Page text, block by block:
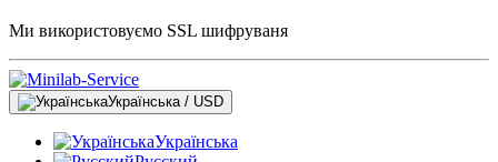
Ми використовуємо SSL шифруваня
Українська / USD
Українська